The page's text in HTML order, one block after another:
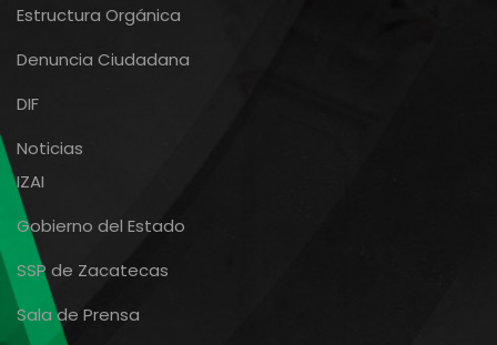
Estructura Orgánica
Denuncia Ciudadana
DIF
Noticias
IZAI
Gobierno del Estado
SSP de Zacatecas
Sala de Prensa